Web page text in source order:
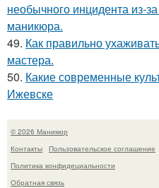
необычного инцидента из-
маникюра.
49. Как правильно
мастера.
50. Какие современные
Ижевске
© 2026 Маникюр
Контакты
Пользовательское соглашение
Политика конфидециальности
Обратная связь